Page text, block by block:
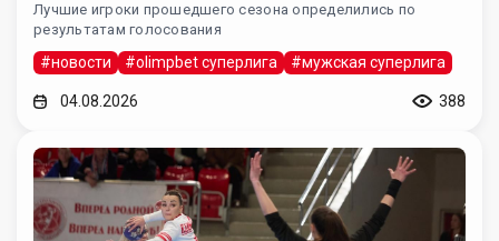
Лучшие игроки прошедшего сезона определились по
результатам голосования
#новости #olimpbet суперлига #мужская суперлига
04.08.2026 388